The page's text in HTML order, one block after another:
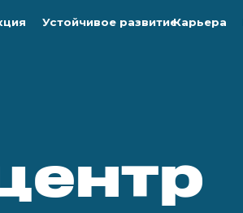
Устойчивое развитиеКарьера